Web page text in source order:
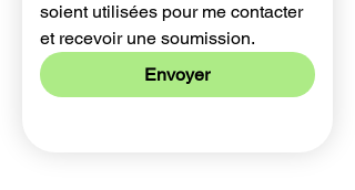
soient utilisées pour me contacter
et recevoir une soumission.
Envoyer